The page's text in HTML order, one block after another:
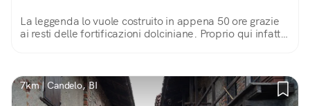
La leggenda lo vuole costruito in appena 50 ore grazie
ai resti delle fortificazioni dolciniane. Proprio qui infatti,
7km | Candelo, BI